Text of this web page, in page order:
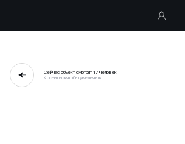
Сейчас объект смотрят17 человек
Коснитесь чтобы увеличить